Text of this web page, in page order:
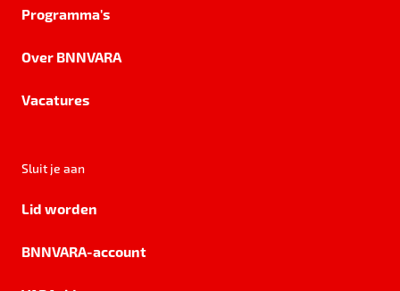
Programma's
Over BNNVARA
Vacatures
Sluit je aan
Lid worden
BNNVARA-account